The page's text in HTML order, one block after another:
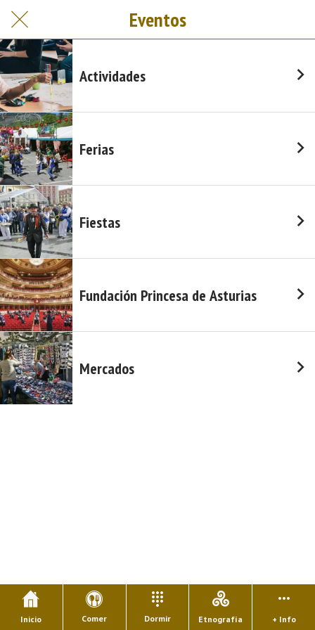
Eventos
Actividades
Ferias
Fiestas
Fundación Princesa de Asturias
Mercados
Inicio Comer Dormir Etnografía + Info